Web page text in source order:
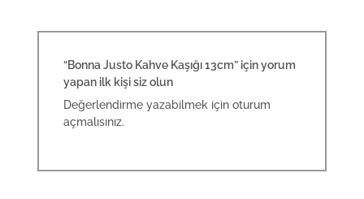
“Bonna Justo Kahve Kaşığı 13cm” için yorum
yapan ilk kişi siz olun
Değerlendirme yazabilmek içinoturum
açmalısınız.